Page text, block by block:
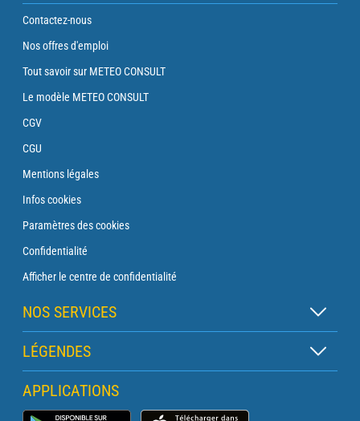
Contactez-nous
Nos offres d'emploi
Tout savoir sur METEO CONSULT
Le modèle METEO CONSULT
CGV
CGU
Mentions légales
Infos cookies
Paramètres des cookies
Confidentialité
Afficher le centre de confidentialité
NOS SERVICES
Abonnement Zen
Abonnement Balise
Abonnement Traversée
LÉGENDES
Légende des cartes
Légende des pictogrammes
APPLICATIONS